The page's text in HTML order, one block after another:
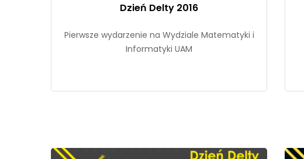
Dzień Delty 2016
Pierwsze wydarzenie na Wydziale Matematyki i
Informatyki UAM